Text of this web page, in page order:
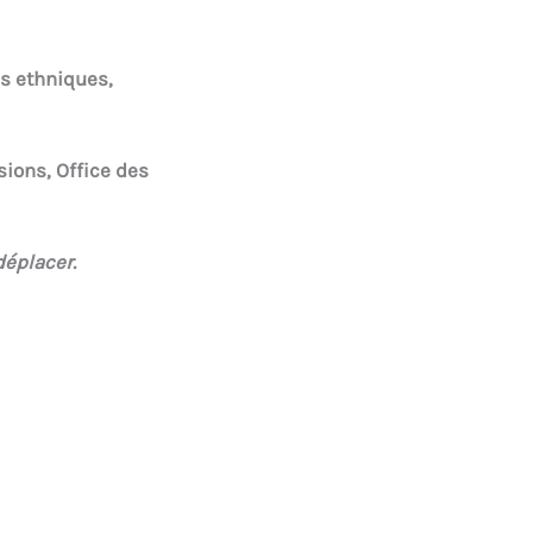
ethniques,
Office des